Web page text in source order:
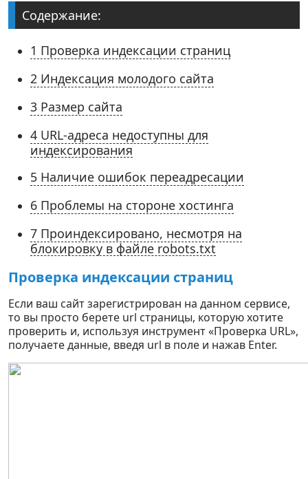
Содержание:
1 Проверка индексации страниц
2 Индексация молодого сайта
3 Размер сайта
4 URL-адреса недоступны для
индексирования
5 Наличие ошибок переадресации
6 Проблемы на стороне хостинга
7 Проиндексировано, несмотря на
блокировку в файле robots.txt
Проверка индексации страниц
Если ваш сайт зарегистрирован на данном сервисе,
то вы просто берете url страницы, которую хотите
проверить и, используя инструмент «Проверка URL»,
получаете данные, введя url в поле и нажав Enter.